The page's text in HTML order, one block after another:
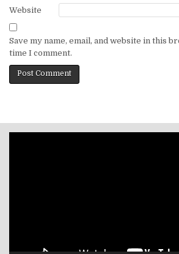
Website
Save my name, email, and website in this
time I comment.